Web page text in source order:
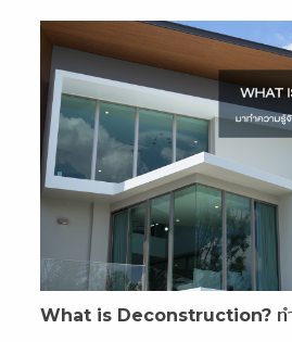
What is Deconstruction? ทำ